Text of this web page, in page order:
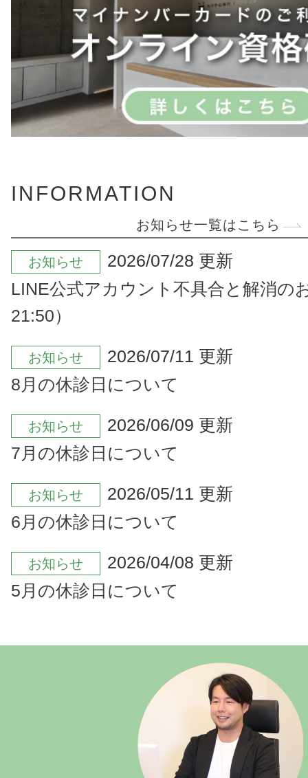
INFORMATION
お知らせ一覧はこちら
お知らせ
2026/07/28 更新
LINE公式アカウント不具合と解消の
21:50）
お知らせ
2026/07/11 更新
8月の休診日について
お知らせ
2026/06/09 更新
7月の休診日について
お知らせ
2026/05/11 更新
6月の休診日について
お知らせ
2026/04/08 更新
5月の休診日について